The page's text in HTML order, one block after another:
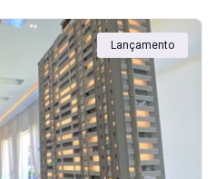
Lançamento